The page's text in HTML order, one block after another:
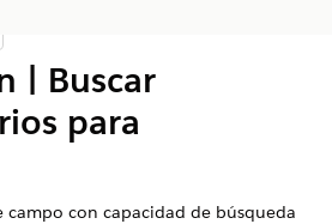
de materias
| Buscar
para
campo con capacidad de búsqueda